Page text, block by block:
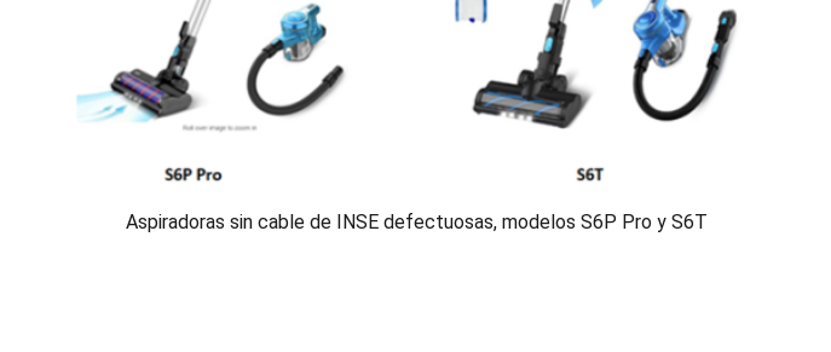
Aspiradoras sin cable de INSE defectuosas, modelos S6P Pro y S6T